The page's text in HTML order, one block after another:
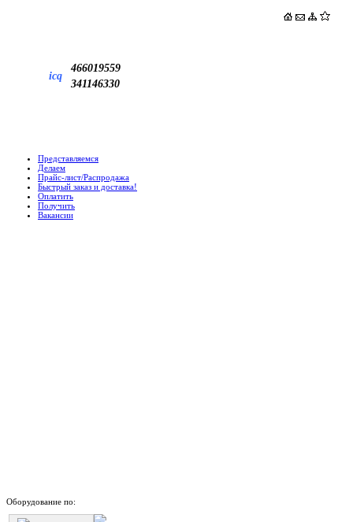
icq
466019559
341146330
Представляемся
Делаем
Прайс-лист/Распродажа
Быстрый заказ и доставка!
Оплатить
Получить
Вакансии
Оборудование по: